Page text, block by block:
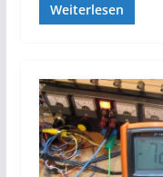
Weiterlesen